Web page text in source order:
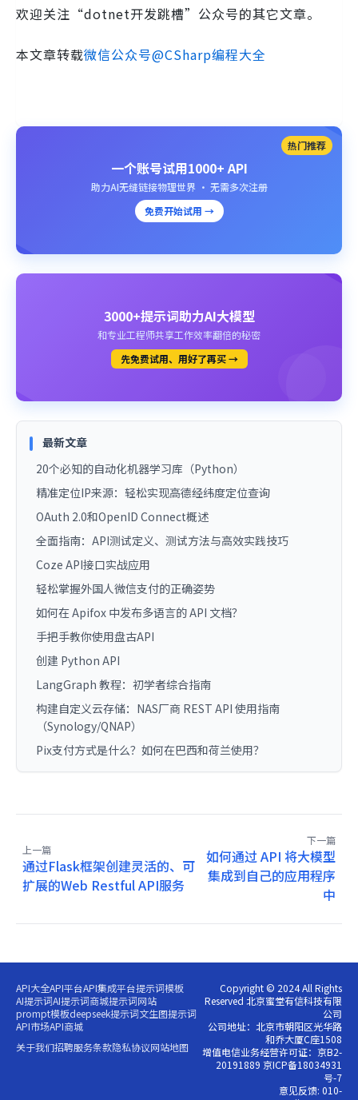
欢迎关注“dotnet开发跳槽”公众号的其它文章。
本文章转载微信公众号@CSharp编程大全
热门推荐
一个账号试用1000+ API
助力AI无缝链接物理世界 · 无需多次注册
免费开始试用 →
3000+提示词助力AI大模型
和专业工程师共享工作效率翻倍的秘密
先免费试用、用好了再买 →
最新文章
20个必知的自动化机器学习库（Python）
精准定位IP来源：轻松实现高德经纬度定位查询
OAuth 2.0和OpenID Connect概述
全面指南：API测试定义、测试方法与高效实践技巧
Coze API接口实战应用
轻松掌握外国人微信支付的正确姿势
如何在 Apifox 中发布多语言的 API 文档？
手把手教你使用盘古API
创建 Python API
LangGraph 教程：初学者综合指南
构建自定义云存储：NAS厂商 REST API 使用指南
（Synology/QNAP）
Pix支付方式是什么？如何在巴西和荷兰使用？
上一篇
通过Flask框架创建灵活的、可
扩展的Web Restful API服务
下一篇
如何通过 API 将大模型
集成到自己的应用程序
中
API大全API平台API集成平台提示词模板
AI提示词AI提示词商城提示词网站
prompt模板deepseek提示词文生图提示词
API市场API商城
关于我们招聘服务条款隐私协议网站地图
Copyright © 2024 All Rights
Reserved 北京蜜堂有信科技有限
公司
公司地址：北京市朝阳区光华路
和乔大厦C座1508
增值电信业务经营许可证：京B2-
20191889 京ICP备18034931
号-7
意见反馈: 010-